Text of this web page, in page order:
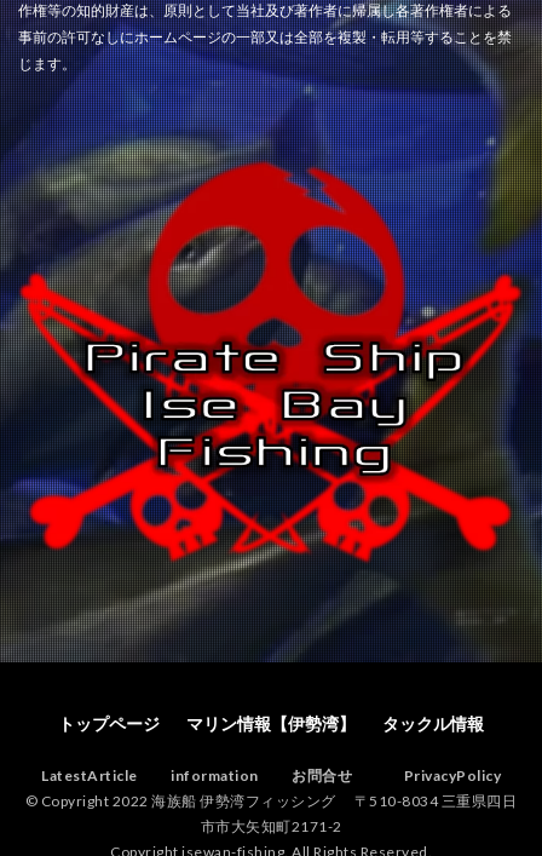
作権等の知的財産は、原則として当社及び著作者に帰属し各著作権者による
事前の許可なしにホームページの一部又は全部を複製・転用等することを禁
じます。
トップページ マリン情報【伊勢湾】 タックル情報
LatestArticle information お問合せ
PrivacyPolicy
© Copyright 2022 海族船 伊勢湾フィッシング 〒510-8034 三重県四日
市市大矢知町2171-2
Copyright isewan-fishing. All Rights Reserved.